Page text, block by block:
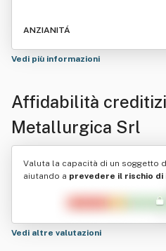
ANZIANITÁ
Vedi più informazioni
Affidabilità
Metallurgica Srl
Valuta la capacità di un soggetto
aiutando a prevedere il rischio di
Vedi altre valutazioni